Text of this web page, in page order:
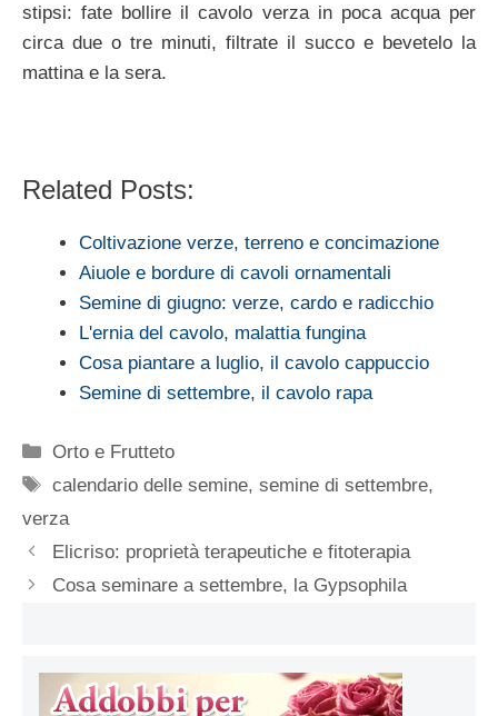
stipsi: fate bollire il cavolo verza in poca acqua per
circa due o tre minuti, filtrate il succo e bevetelo la
mattina e la sera.
Related Posts:
Coltivazione verze, terreno e concimazione
Aiuole e bordure di cavoli ornamentali
Semine di giugno: verze, cardo e radicchio
L'ernia del cavolo, malattia fungina
Cosa piantare a luglio, il cavolo cappuccio
Semine di settembre, il cavolo rapa
Categorie
Orto e Frutteto
Tag
calendario delle semine,semine di settembre,
verza
Elicriso: proprietà terapeutiche e fitoterapia
Cosa seminare a settembre, la Gypsophila